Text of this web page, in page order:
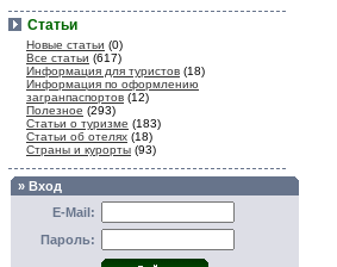
Статьи
Новые статьи (0)
Все статьи (617)
Информация для туристов (18)
Информация по оформлению
загранпаспортов (12)
Полезное (293)
Статьи о туризме (183)
Статьи об отелях (18)
Страны и курорты (93)
» Вход
E-Mail:
Пароль: